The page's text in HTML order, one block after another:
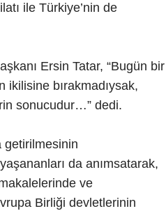
ile Türkiye’nin de
Ersin Tatar, “Bugün bir
ikilisine bırakmadıysak,
sonucudur…” dedi.
getirilmesinin
da anımsatarak,
ve
Birliği devletlerinin